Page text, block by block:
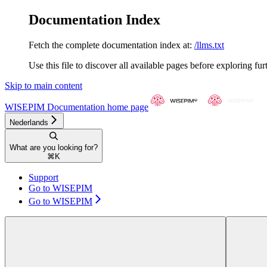
Documentation Index
Fetch the complete documentation index at: /llms.txt
Use this file to discover all available pages before exploring
Skip to main content
WISEPIM Documentation home page
Nederlands
What are you looking for?
⌘ K
Support
Go to WISEPIM
Go to WISEPIM